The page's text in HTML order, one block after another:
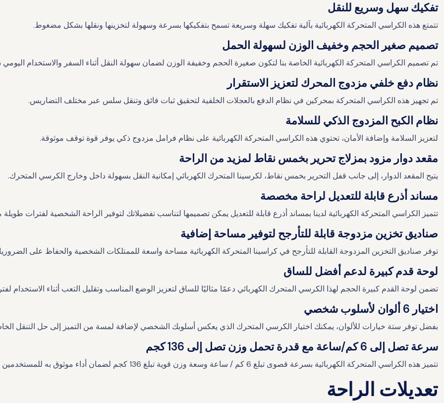
تفكيك سهل وسريع للنقل
تتمتع هذه الكراسي المتحركة الكهربائية بآلية تفكيك سهلة وسريعة تسمح بتفكيكها بسرعة وسهولة لتخزينها ونقلها بشكل مضغوط.
تصميم صغير الحجم وخفيف الوزن لسهولة الحمل
تم تصميم الكراسي المتحركة الكهربائية الخاصة بنا لتكون صغيرة الحجم وخفيفة الوزن لضمان سهولة النقل أثناء السفر والاستخدام
نظام دفع خلفي مزدوج المحرك لتعزيز الاستقرار
تم تجهيز هذه الكراسي المتحركة بمحركين في نظام الدفع بالعجلات الخلفية لتحقيق ثبات فائق وتنقل سلس عبر مختلف التضاريس.
نظام الكبح المزدوج الذكي للسلامة
لتعزيز السلامة وإضافة الأمان، تحتوي هذه الكراسي المتحركة الكهربائية على نظام فرامل مزدوج ذكي يوفر قوة توقف موثوقة.
مقعد دوار مزود بمزلاج تحرير بخمس نقاط لمزيد من الراحة
يتيح المقعد الدوار، إلى جانب قفل التحرير بخمس نقاط، لكرسينا المتحرك الكهربائي إمكانية النقل بسهولة داخل وخارج الكرسي المتحرك.
مساند أذرع قابلة للتعديل لراحة مخصصة
تتميز الكراسي المتحركة الكهربائية لدينا بمساند أذرع قابلة للتعديل يمكن تصميمها لتناسب تفضيلاتك لتوفير الراحة الشخصية لفترات
صناديق تخزين مزدوجة قابلة للتأرجح لتوفير مساحة إضافية
توفر صناديق التخزين المزدوجة القابلة للتأرجح في كراسينا المتحركة الكهربائية مساحة واسعة للممتلكات الشخصية والحفاظ على
لوحة قدم كبيرة لدعم أفضل للساق
تضمن لوحة القدم كبيرة الحجم لهذا الكرسي المتحرك الكهربائي دعمًا مثاليًا للساق لتعزيز الوضع المناسب وتقليل التعب أثناء الاستخدام
اختيار 6 ألوان لأسلوب شخصي
بفضل توفر ستة خيارات للألوان، يمكنك اختيار الكرسي المتحرك الذي يعكس أسلوبك الشخصي لإضافة لمسة من التميز إلى حل التنقل
سرعة تصل إلى 6 كم/ساعة مع قدرة تحمل وزن تصل إلى 136 كجم
تتميز هذه الكراسي المتحركة الكهربائية بسرعة قصوى تبلغ 6 كم / ساعة وسعة وزن قوية تبلغ 136 كجم لضمان أداء موثوق به للمستخدمين من مختلف الأحجام.
تعديلات الراحة